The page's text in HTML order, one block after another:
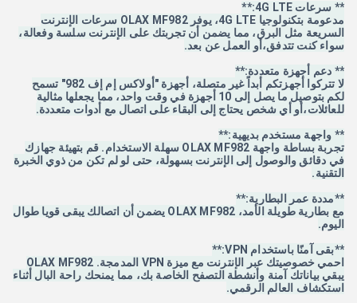
** سرعات 4G LTE:**
مدعومة بتكنولوجيا 4G LTE، يوفر OLAX MF982 سرعات الإنترنت
السريعة مثل البرق، مما يضمن أن تجربتك على الإنترنت سلسة وفعالة،
سواء كنت تتدفق،أو العمل عن بعد.
** دعم أجهزة متعددة:**
لا تتركوا أجهزتكم أبداً غير متصلة، أجهزة "أولاكس إم إف 982" تسمح
لكم بتوصيل ما يصل إلى 10 أجهزة في وقت واحد، مما يجعلها مثالية
للعائلات،أو أي شخص يحتاج إلى البقاء على اتصال مع أدوات متعددة.
** واجهة مستخدم بديهية:**
تجربة بساطة واجهة OLAX MF982 سهلة الاستخدام. قم بتهيئة جهازك
في دقائق والوصول إلى الإنترنت بسهولة، حتى لو لم تكن من ذوي الخبرة
التقنية.
**مددة عمر البطارية:**
مع بطارية طويلة الأمد، OLAX MF982 يضمن أن اتصالك يبقى قويا طوال
اليوم.
**بقى آمنًا باستخدام VPN:**
احمي خصوصيتك عبر الإنترنت مع ميزة VPN المدمجة. OLAX MF982
يبقي بياناتك آمنة وأنشطة التصفح الخاصة بك، مما يمنحك راحة البال أثناء
استكشاف العالم الرقمي.